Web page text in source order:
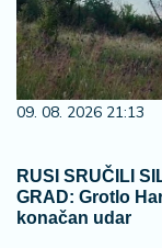
09. 08. 2026 21:13
RUSI SRUČILI
GRAD: Grotlo
konačan udar